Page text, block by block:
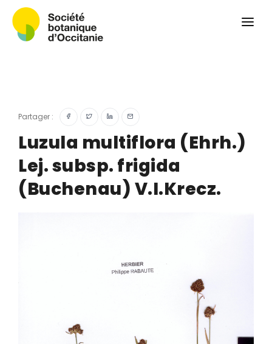
Herbier PCPR
Ressources
Actualités et calendrier
Partager :
Luzula multiflora (Ehrh.)
Lej. subsp. frigida
(Buchenau) V.I.Krecz.